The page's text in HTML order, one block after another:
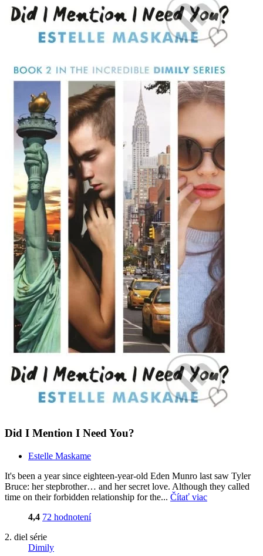
Did I Mention I Need You?
Estelle Maskame
It's been a year since eighteen-year-old Eden Munro last saw Tyler
Bruce: her stepbrother… and her secret love. Although they called
time on their forbidden relationship for the... Čítať viac
4,4 72 hodnotení
2. diel série
Dimily